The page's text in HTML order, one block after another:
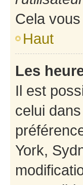
Cela
Haut
Les
Il est
celui
York,